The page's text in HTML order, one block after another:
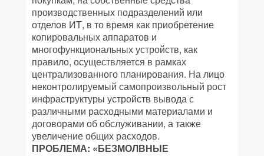
производственных подразделений или
отделов ИТ, в то время как приобретение
копировальных аппаратов и
многофункциональных устройств, как
правило, осуществляется в рамках
централизованного планирования. На лицо
неконтролируемый самопроизвольный рост
инфраструктуры устройств вывода с
различными расходными материалами и
договорами об обслуживании, а также
увеличение общих расходов.
ПРОБЛЕМА: «БЕЗМОЛВНЫЕ